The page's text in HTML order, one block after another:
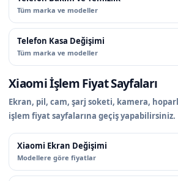
Tüm marka ve modeller
Telefon Kasa Değişimi
Tüm marka ve modeller
Xiaomi İşlem Fiyat Sayfaları
Ekran, pil, cam, şarj soketi, kamera,
işlem fiyat sayfalarına geçiş yapabilirsiniz.
Xiaomi Ekran Değişimi
Modellere göre fiyatlar